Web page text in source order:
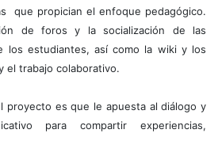
que propician el enfoque pedagógico.
de foros y la socialización de las
los estudiantes, así como la wiki y los
el trabajo colaborativo.
proyecto es que le apuesta al diálogo y
para compartir experiencias,